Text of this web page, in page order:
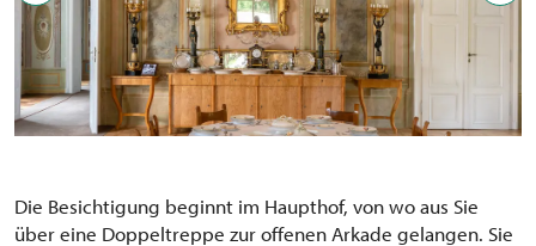
Die Besichtigung beginnt im Haupthof, von wo aus Sie
über eine Doppeltreppe zur offenen Arkade gelangen. Sie